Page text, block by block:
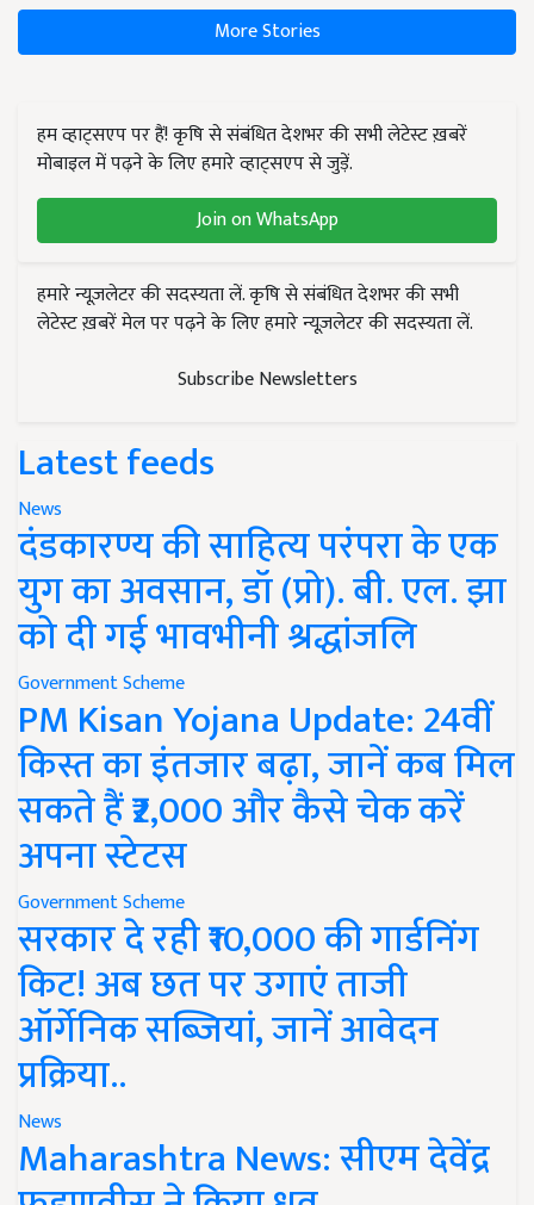
More Stories
हम व्हाट्सएप पर हैं! कृषि से संबंधित देशभर की सभी लेटेस्ट ख़बरें
मोबाइल में पढ़ने के लिए हमारे व्हाट्सएप से जुड़ें.
Join on WhatsApp
हमारे न्यूज़लेटर की सदस्यता लें. कृषि से संबंधित देशभर की सभी
लेटेस्ट ख़बरें मेल पर पढ़ने के लिए हमारे न्यूज़लेटर की सदस्यता लें.
Subscribe Newsletters
Latest feeds
News
दंडकारण्य की साहित्य परंपरा के एक
युग का अवसान, डॉ (प्रो). बी. एल. झा
को दी गई भावभीनी श्रद्धांजलि
Government Scheme
PM Kisan Yojana Update: 24वीं
किस्त का इंतजार बढ़ा, जानें कब मिल
सकते हैं ₹2,000 और कैसे चेक करें
अपना स्टेटस
Government Scheme
सरकार दे रही ₹10,000 की गार्डनिंग
किट! अब छत पर उगाएं ताजी
ऑर्गेनिक सब्जियां, जानें आवेदन
प्रक्रिया..
News
Maharashtra News: सीएम देवेंद्र